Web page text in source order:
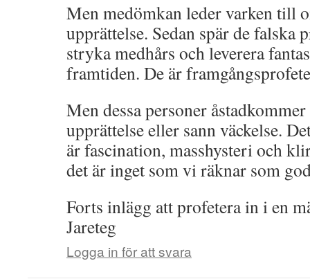
Men medömkan leder varken till
upprättelse. Sedan spär de falska
stryka medhårs och leverera
framtiden. De är
Men dessa personer
upprättelse eller sann väckelse.
är fascination, masshysteri och
det är inget som vi räknar som
Forts inlägg att profetera in i en
Jareteg
Logga in för att svara